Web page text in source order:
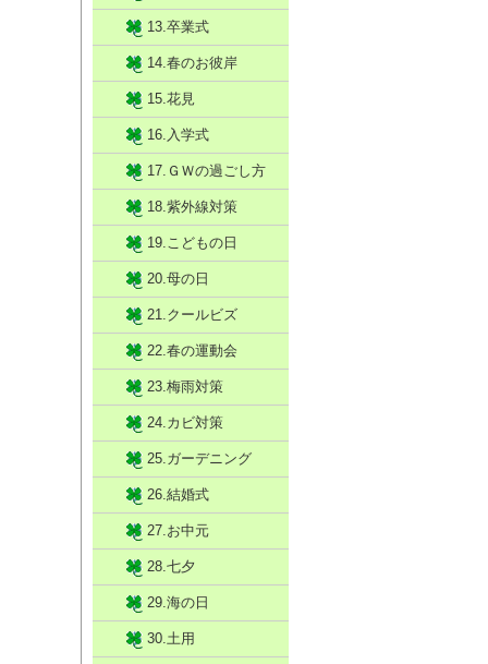
13.卒業式
14.春のお彼岸
15.花見
16.入学式
17.ＧＷの過ごし方
18.紫外線対策
19.こどもの日
20.母の日
21.クールビズ
22.春の運動会
23.梅雨対策
24.カビ対策
25.ガーデニング
26.結婚式
27.お中元
28.七夕
29.海の日
30.土用